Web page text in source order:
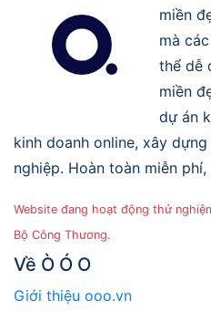
miền
mà
thể dễ
miền
dự án
kinh doanh online, xây
nghiệp. Hoàn toàn miễn
Website đang hoạt động thử
Bộ Công Thương.
Về Ò Ó O
Giới thiệu ooo.vn